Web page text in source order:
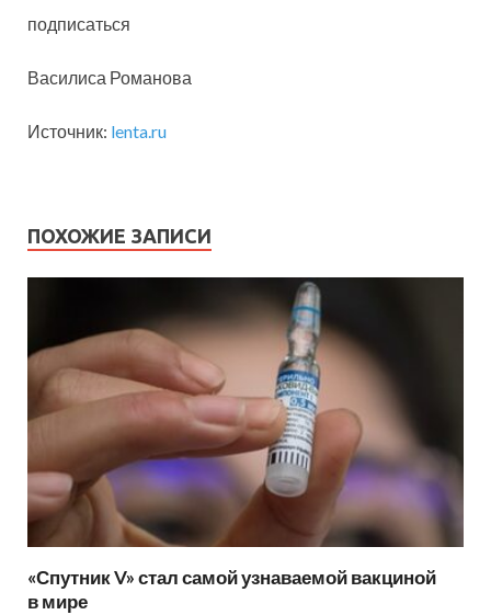
подписаться
Василиса Романова
Источник: lenta.ru
ПОХОЖИЕ ЗАПИСИ
«Спутник V» стал самой узнаваемой вакциной
в мире